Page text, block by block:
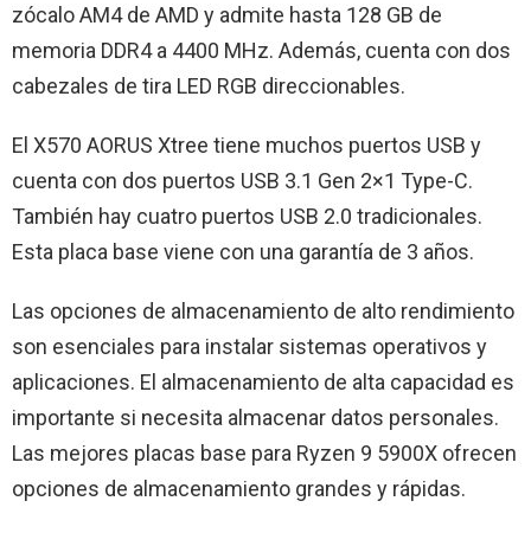
zócalo AM4 de AMD y admite hasta 128 GB de
memoria DDR4 a 4400 MHz. Además, cuenta con dos
cabezales de tira LED RGB direccionables.
El X570 AORUS Xtree tiene muchos puertos USB y
cuenta con dos puertos USB 3.1 Gen 2×1 Type-C.
También hay cuatro puertos USB 2.0 tradicionales.
Esta placa base viene con una garantía de 3 años.
Las opciones de almacenamiento de alto rendimiento
son esenciales para instalar sistemas operativos y
aplicaciones. El almacenamiento de alta capacidad es
importante si necesita almacenar datos personales.
Las mejores placas base para Ryzen 9 5900X ofrecen
opciones de almacenamiento grandes y rápidas.